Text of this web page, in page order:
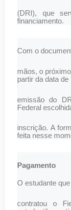
(DRI), que
financiamento.
Com o
mãos, o
partir da data de
emissão do
Federal
inscrição. A
feita nesse
Pagamento
O estudante que
contratou o